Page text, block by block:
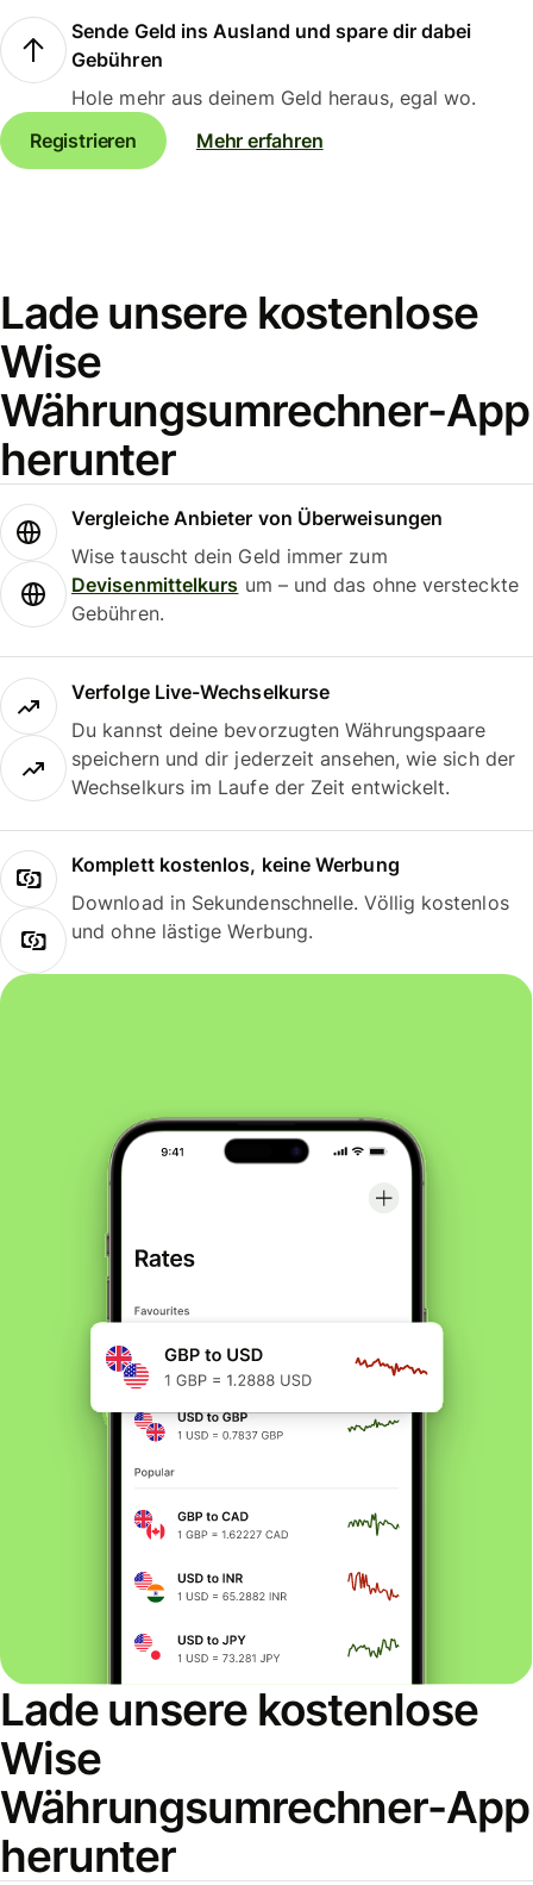
Sende Geld ins Ausland und spare dir dabei
Gebühren
Hole mehr aus deinem Geld heraus, egal wo.
Registrieren
Mehr erfahren
Lade unsere kostenlose
Wise
Währungsumrechner-App
herunter
Vergleiche Anbieter von Überweisungen
Wise tauscht dein Geld immer zum
Devisenmittelkurs um – und das ohne versteckte
Gebühren.
Verfolge Live-Wechselkurse
Du kannst deine bevorzugten Währungspaare
speichern und dir jederzeit ansehen, wie sich der
Wechselkurs im Laufe der Zeit entwickelt.
Komplett kostenlos, keine Werbung
Download in Sekundenschnelle. Völlig kostenlos
und ohne lästige Werbung.
Lade unsere kostenlose
Wise
Währungsumrechner-App
herunter